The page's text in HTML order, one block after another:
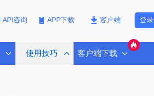
API咨询 APP下载 客户端 登录
使用技巧 客户端下载